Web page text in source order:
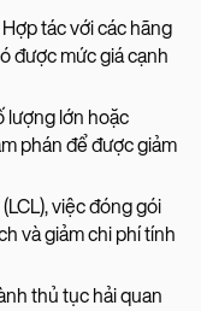
Hợp tác với các hãng
được mức giá cạnh
lượng lớn hoặc
phán để được giảm
việc đóng gói
và giảm chi phí tính
thủ tục hải quan